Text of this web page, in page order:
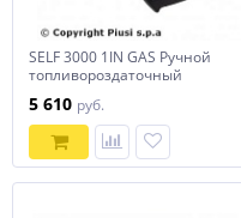
SELF 3000 1IN GAS Ручной
топливороздаточный
соплом 25 мм
5 610 руб.